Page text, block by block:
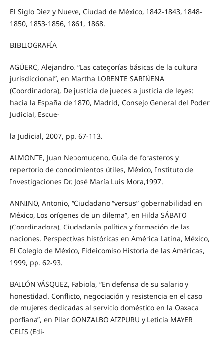
El Siglo Diez y Nueve, Ciudad de México, 1842-1843, 1848-
1850, 1853-1856, 1861, 1868.
BIBLIOGRAFÍA
AGÜERO, Alejandro, “Las categorías básicas de la cultura
jurisdiccional”, en Martha LORENTE SARIÑENA
(Coordinadora), De justicia de jueces a justicia de leyes:
hacia la España de 1870, Madrid, Consejo General del Poder
Judicial, Escue-
la Judicial, 2007, pp. 67-113.
ALMONTE, Juan Nepomuceno, Guía de forasteros y
repertorio de conocimientos útiles, México, Instituto de
Investigaciones Dr. José María Luis Mora,1997.
ANNINO, Antonio, “Ciudadano “versus” gobernabilidad en
México, Los orígenes de un dilema”, en Hilda SÁBATO
(Coordinadora), Ciudadanía política y formación de las
naciones. Perspectivas históricas en América Latina, México,
El Colegio de México, Fideicomiso Historia de las Américas,
1999, pp. 62-93.
BAILÓN VÁSQUEZ, Fabiola, “En defensa de su salario y
honestidad. Conflicto, negociación y resistencia en el caso
de mujeres dedicadas al servicio doméstico en la Oaxaca
porfiana”, en Pilar GONZALBO AIZPURU y Leticia MAYER
CELIS (Edi-